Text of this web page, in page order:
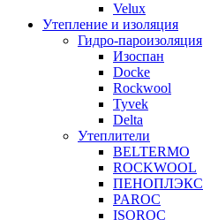
Velux
Утепление и изоляция
Гидро-пароизоляция
Изоспан
Docke
Rockwool
Tyvek
Delta
Утеплители
BELTERMO
ROCKWOOL
ПЕНОПЛЭКС
PAROC
ISOROC